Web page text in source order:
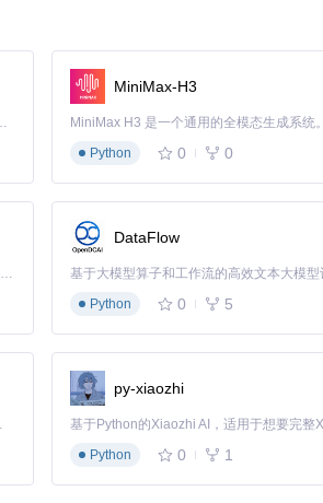
性的同时提供显著的速度提升。
Connect any LLM, edit code, run commands, and verify changes — autonomously. Built in Rust for speed. Get Started
MiniMax-H3
Python
0 0
Kimi K3 是Kimi能力最强的模型：这是一个拥有 2.8 万亿参数的混合专家（MoE）模型，具备原生视觉理解能力，并支持 100 万 token 的上下文窗口。
DataFlow
基于大模型算子和工作流的高效文本大模
Python
0 5
开发者，都能在这里找到属于你的成长路径。
py-xiaozhi
Python
0 1